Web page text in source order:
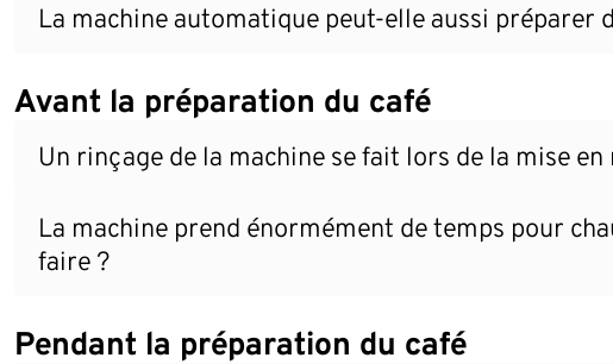
La machine automatique peut-elle aussi préparer
Avant la préparation du café
Un rinçage de la machine se fait lors de la mise en
La machine prend énormément de temps pour
faire ?
Pendant la préparation du café